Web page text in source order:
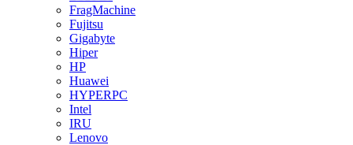
FragMachine
Fujitsu
Gigabyte
Hiper
HP
Huawei
HYPERPC
Intel
IRU
Lenovo